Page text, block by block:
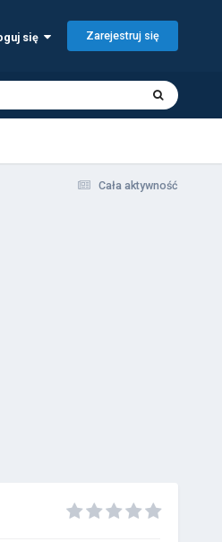
się Zarejestruj się
Cała aktywność